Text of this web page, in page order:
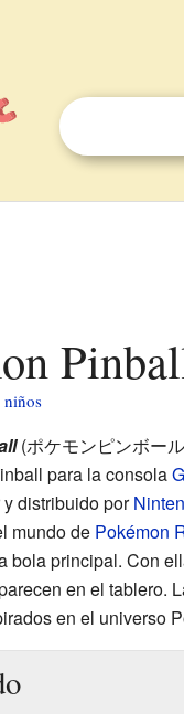
niños
(ポケモンピンボール
para la consola
distribuido por
mundo de Pokémon
bola principal. Con
en el tablero.
en el universo